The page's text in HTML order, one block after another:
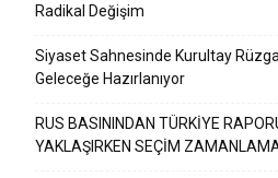
Radikal Değişim
Siyaset Sahnesinde Kurultay
Geleceğe Hazırlanıyor
RUS BASININDAN TÜRKİYE
YAKLAŞIRKEN SEÇİM